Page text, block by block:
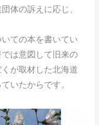
体の訴えに応じ、
ての本を書いてい
は意図して旧来の
が取材した北海道
いたからです。